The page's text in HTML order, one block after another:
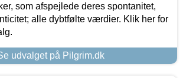
som afspejlede deres spontanitet,
alle dybtfølte værdier. Klik her for
udvalget på Pilgrim.dk